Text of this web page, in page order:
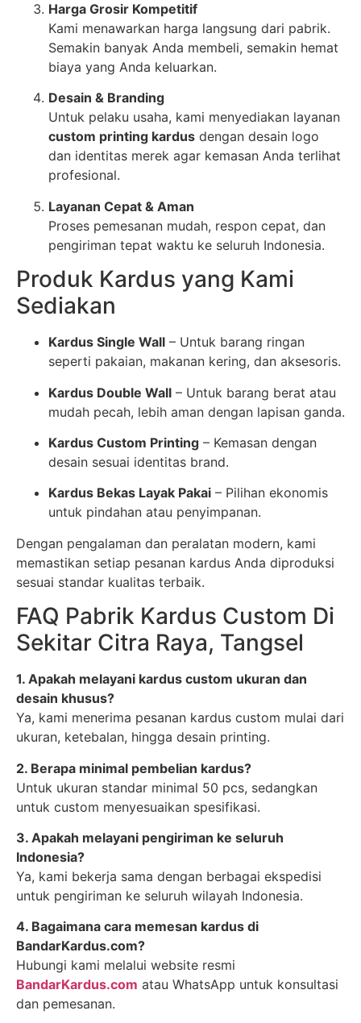
Harga Grosir Kompetitif
Kami menawarkan harga langsung dari pabrik.
Semakin banyak Anda membeli, semakin hemat
biaya yang Anda keluarkan.
Desain & Branding
Untuk pelaku usaha, kami menyediakan layanan
custom printing kardus dengan desain logo
dan identitas merek agar kemasan Anda terlihat
profesional.
Layanan Cepat & Aman
Proses pemesanan mudah, respon cepat, dan
pengiriman tepat waktu ke seluruh Indonesia.
Produk Kardus yang Kami
Sediakan
Kardus Single Wall – Untuk barang ringan
seperti pakaian, makanan kering, dan aksesoris.
Kardus Double Wall – Untuk barang berat atau
mudah pecah, lebih aman dengan lapisan ganda.
Kardus Custom Printing – Kemasan dengan
desain sesuai identitas brand.
Kardus Bekas Layak Pakai – Pilihan ekonomis
untuk pindahan atau penyimpanan.
Dengan pengalaman dan peralatan modern, kami
memastikan setiap pesanan kardus Anda diproduksi
sesuai standar kualitas terbaik.
FAQ Pabrik Kardus Custom Di
Sekitar Citra Raya, Tangsel
1. Apakah melayani kardus custom ukuran dan
desain khusus?
Ya, kami menerima pesanan kardus custom mulai dari
ukuran, ketebalan, hingga desain printing.
2. Berapa minimal pembelian kardus?
Untuk ukuran standar minimal 50 pcs, sedangkan
untuk custom menyesuaikan spesifikasi.
3. Apakah melayani pengiriman ke seluruh
Indonesia?
Ya, kami bekerja sama dengan berbagai ekspedisi
untuk pengiriman ke seluruh wilayah Indonesia.
4. Bagaimana cara memesan kardus di
BandarKardus.com?
Hubungi kami melalui website resmi
BandarKardus.com atau WhatsApp untuk konsultasi
dan pemesanan.